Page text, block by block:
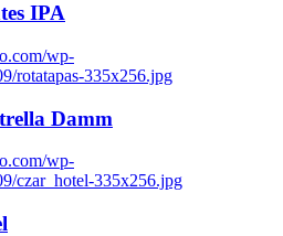
IPA
wp-
rotatapas-335x256.jpg
Damm
wp-
czar_hotel-335x256.jpg